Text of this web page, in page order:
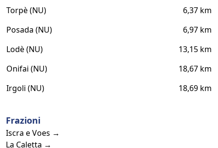
Torpè (NU)
6,37 km
Posada (NU)
6,97 km
Lodè (NU)
13,15 km
Onifai (NU)
18,67 km
Irgoli (NU)
18,69 km
Frazioni
Iscra e Voes →
La Caletta →